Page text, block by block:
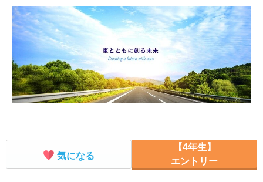
適職診断
あなたに合う仕事を診断！
就活チャンネル
動画で対策講座をチェック
就活ニュースペーパー
就活時事ニュースを更新
よくある質問
不明点があればこちら
気になる
【4年生】
エントリー